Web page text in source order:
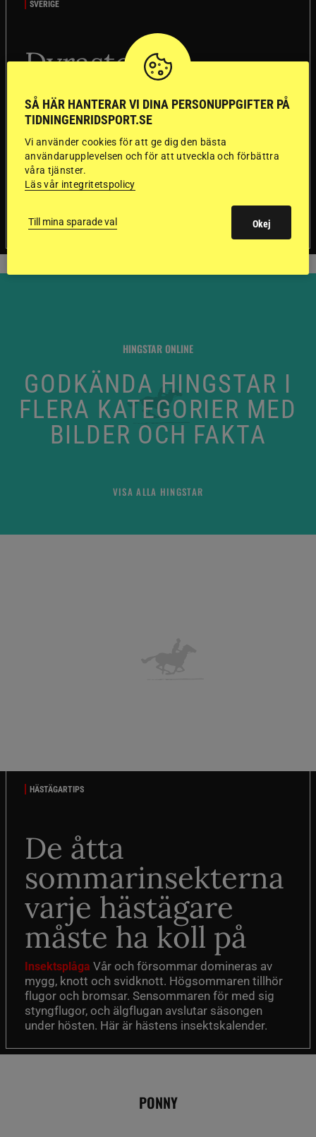
SVERIGE
Dyraste
ridhjälmarna blev
sämst i test
Stort test av ridhjälmar Försäkringsbolaget
Folksam har testat 15 ridhjälmar i olika
prisklasser för att se vilken som är den säkraste.
Det visar sig vara stor skillnad på säkerheten
mellan de olika hjälmarna – och dyrast är inte
bäst.
HINGSTAR ONLINE
GODKÄNDA HINGSTAR I
FLERA KATEGORIER MED
BILDER OCH FAKTA
VISA ALLA HINGSTAR
HÄSTÄGARTIPS
De åtta
sommarinsekterna
varje hästägare
måste ha koll på
Insektsplåga Vår och försommar domineras av
mygg, knott och svidknott. Högsommaren tillhör
flugor och bromsar. Sensommaren för med sig
styngflugor, och älgflugan avslutar säsongen
under hösten. Här är hästens insektskalender.
PONNY
SÅ HÄR HANTERAR VI DINA PERSONUPPGIFTER PÅ
TIDNINGENRIDSPORT.SE
Vi använder cookies för att ge dig den bästa
användarupplevelsen och för att utveckla och förbättra
våra tjänster.
Läs vår integritetspolicy
Till mina sparade val Okej